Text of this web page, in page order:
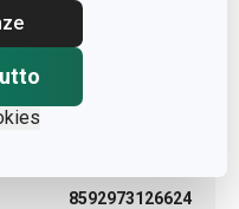
8592973126624